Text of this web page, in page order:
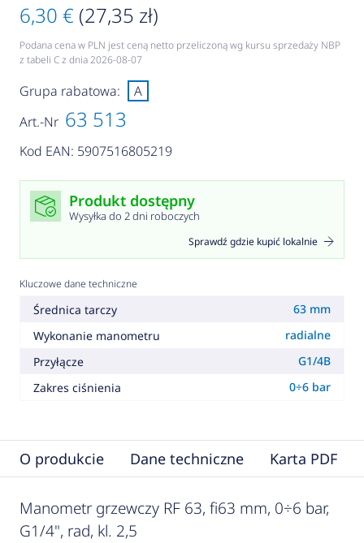
6,30 € (27,35 zł)
Podana cena w PLN jest ceną netto przeliczoną wg kursu sprzedaży NBP
z tabeli C z dnia 2026-08-07
Art.-Nr 63 513
Kod EAN: 5907516805219
Grupa rabatowa: A
Produkt dostępny
Wysyłka do 2 dni roboczych
Sprawdź gdzie kupić lokalnie
Kluczowe dane techniczne
Średnica tarczy
63 mm
Wykonanie manometru
radialne
Przyłącze
G1/4B
Zakres ciśnienia
0÷6 bar
O produkcie Dane techniczne Karta PDF
Manometr grzewczy RF 63, fi63 mm, 0÷6 bar,
G1/4", rad, kl. 2,5